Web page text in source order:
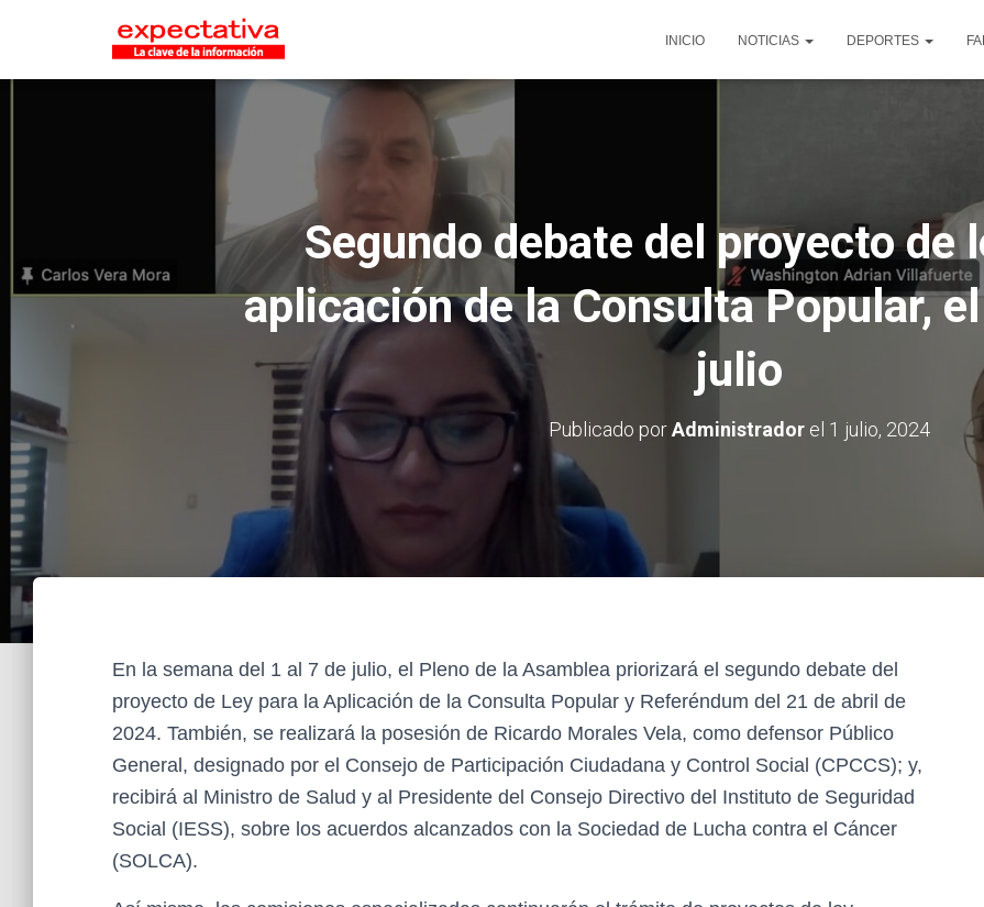
INICIO NOTICIAS DEPORTES
Segundo debate del proyecto de
aplicación de la Consulta Popular,
julio
Publicado porAdministradorel 1 julio, 2024
En la semana del 1 al 7 de julio, el Pleno de la Asamblea priorizará el segundo debate del
proyecto de Ley para la Aplicación de la Consulta Popular y Referéndum del 21 de abril de
2024. También, se realizará la posesión de Ricardo Morales Vela, como defensor Público
General, designado por el Consejo de Participación Ciudadana y Control Social (CPCCS); y,
recibirá al Ministro de Salud y al Presidente del Consejo Directivo del Instituto de Seguridad
Social (IESS), sobre los acuerdos alcanzados con la Sociedad de Lucha contra el Cáncer
(SOLCA).